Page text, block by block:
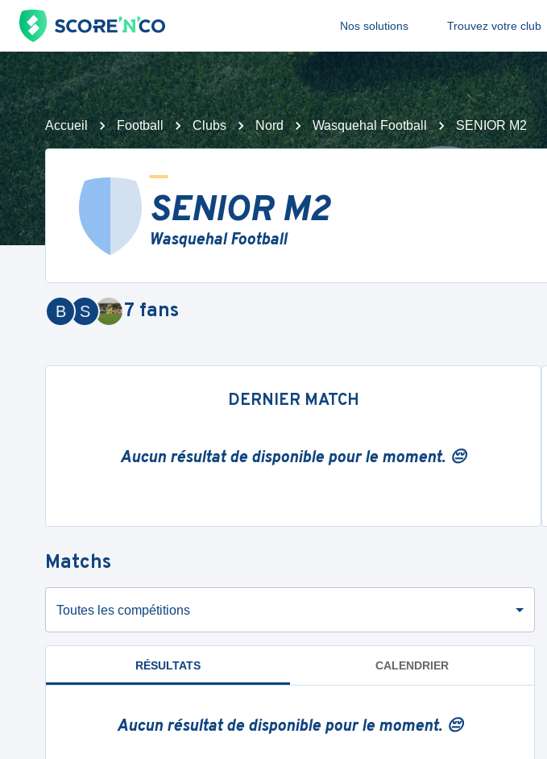
Nos solutions Trouvez votre club
Accueil Football Clubs Nord Wasquehal Football SENIOR M2
SENIOR M2
Wasquehal Football
S
B 7 fans
DERNIER MATCH
Aucun résultat de disponible pour le moment. 😔
Matchs
Toutes les compétitions
RÉSULTATS CALENDRIER
Aucun résultat de disponible pour le moment. 😔